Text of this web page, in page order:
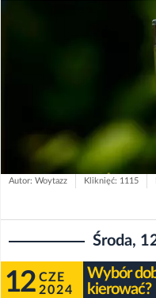
Autor: Woytazz Kliknięć: 1115
Środa,
12 CZE
2024
Wybór
kierować?